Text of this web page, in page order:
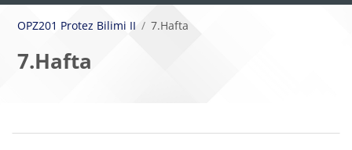
OPZ201 Protez Bilimi II 7.Hafta
7.Hafta
Bloklar
Bölüm anahatları